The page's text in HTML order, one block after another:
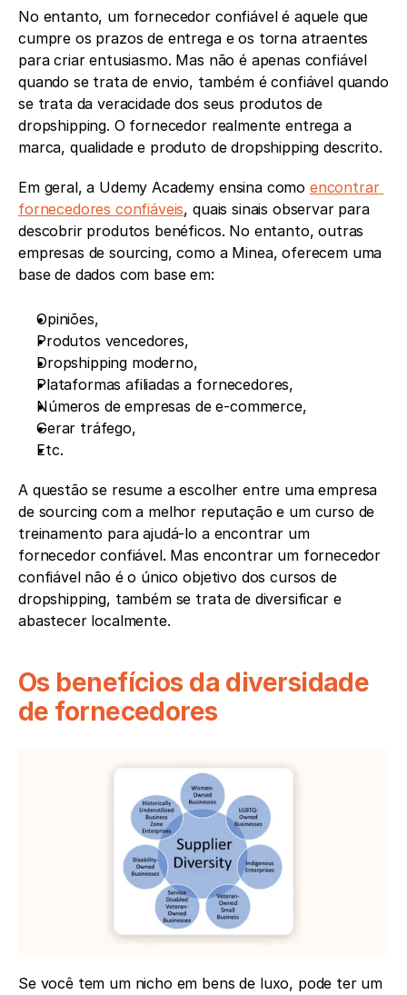
No entanto, um fornecedor confiável é aquele que
cumpre os prazos de entrega e os torna atraentes
para criar entusiasmo. Mas não é apenas confiável
quando se trata de envio, também é confiável quando
se trata da veracidade dos seus produtos de
dropshipping. O fornecedor realmente entrega a
marca, qualidade e produto de dropshipping descrito.
Em geral, a Udemy Academy ensina como encontrar
fornecedores confiáveis, quais sinais observar para
descobrir produtos benéficos. No entanto, outras
empresas de sourcing, como a Minea, oferecem uma
base de dados com base em:
Opiniões,
Produtos vencedores,
Dropshipping moderno,
Plataformas afiliadas a fornecedores,
Números de empresas de e-commerce,
Gerar tráfego,
Etc.
A questão se resume a escolher entre uma empresa
de sourcing com a melhor reputação e um curso de
treinamento para ajudá-lo a encontrar um
fornecedor confiável. Mas encontrar um fornecedor
confiável não é o único objetivo dos cursos de
dropshipping, também se trata de diversificar e
abastecer localmente.
Os benefícios da diversidade
de fornecedores
Se você tem um nicho em bens de luxo, pode ter um